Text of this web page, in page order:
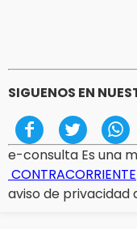
SIGUENOS EN
e-consulta Es una
CONTRACORRIENTE
aviso de privacidad